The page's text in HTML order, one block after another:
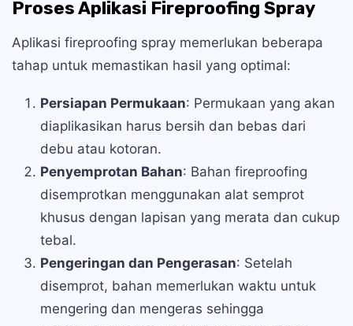
Proses Aplikasi Fireproofing Spray
Aplikasi fireproofing spray memerlukan beberapa
tahap untuk memastikan hasil yang optimal:
Persiapan Permukaan: Permukaan yang akan
diaplikasikan harus bersih dan bebas dari
debu atau kotoran.
Penyemprotan Bahan: Bahan fireproofing
disemprotkan menggunakan alat semprot
khusus dengan lapisan yang merata dan cukup
tebal.
Pengeringan dan Pengerasan: Setelah
disemprot, bahan memerlukan waktu untuk
mengering dan mengeras sehingga